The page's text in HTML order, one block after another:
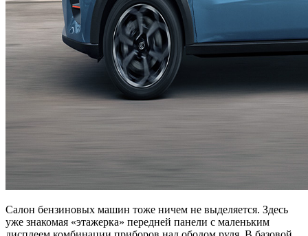
Салон бензиновых машин тоже ничем не выделяется. Здесь
уже знакомая «этажерка» передней панели с маленьким